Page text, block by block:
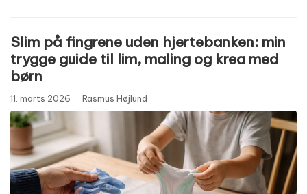
Slim på fingrene uden hjertebanken: min
trygge guide til lim, maling og krea med
børn
11. marts 2026 · Rasmus Højlund